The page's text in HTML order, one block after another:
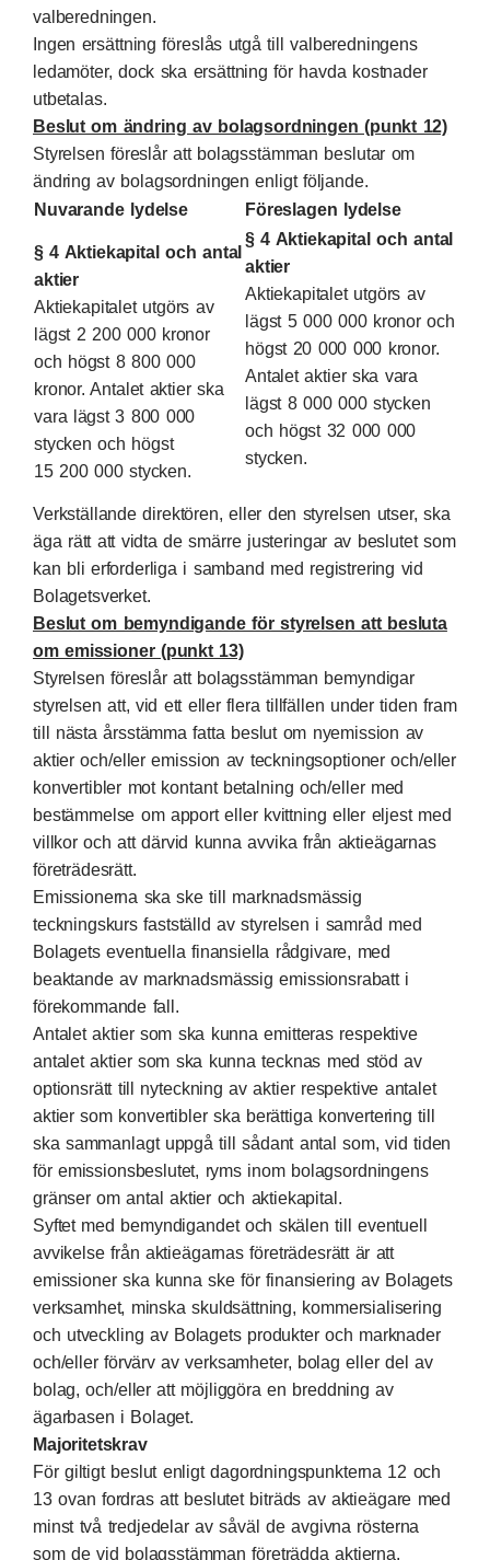
valberedningen.
Ingen ersättning föreslås utgå till valberedningens
ledamöter, dock ska ersättning för havda kostnader
utbetalas.
Beslut om ändring av bolagsordningen (punkt 12)
Styrelsen föreslår att bolagsstämman beslutar om
ändring av bolagsordningen enligt följande.
Nuvarande lydelse
Föreslagen lydelse
§ 4 Aktiekapital och antal
aktier
Aktiekapitalet utgörs av
lägst 2 200 000 kronor
och högst 8 800 000
kronor. Antalet aktier ska
vara lägst 3 800 000
stycken och högst
15 200 000 stycken.
§ 4 Aktiekapital och antal
aktier
Aktiekapitalet utgörs av
lägst 5 000 000 kronor och
högst 20 000 000 kronor.
Antalet aktier ska vara
lägst 8 000 000 stycken
och högst 32 000 000
stycken.
Verkställande direktören, eller den styrelsen utser, ska
äga rätt att vidta de smärre justeringar av beslutet som
kan bli erforderliga i samband med registrering vid
Bolagetsverket.
Beslut om bemyndigande för styrelsen att besluta
om emissioner (punkt 13)
Styrelsen föreslår att bolagsstämman bemyndigar
styrelsen att, vid ett eller flera tillfällen under tiden fram
till nästa årsstämma fatta beslut om nyemission av
aktier och/eller emission av teckningsoptioner och/eller
konvertibler mot kontant betalning och/eller med
bestämmelse om apport eller kvittning eller eljest med
villkor och att därvid kunna avvika från aktieägarnas
företrädesrätt.
Emissionerna ska ske till marknadsmässig
teckningskurs fastställd av styrelsen i samråd med
Bolagets eventuella finansiella rådgivare, med
beaktande av marknadsmässig emissionsrabatt i
förekommande fall.
Antalet aktier som ska kunna emitteras respektive
antalet aktier som ska kunna tecknas med stöd av
optionsrätt till nyteckning av aktier respektive antalet
aktier som konvertibler ska berättiga konvertering till
ska sammanlagt uppgå till sådant antal som, vid tiden
för emissionsbeslutet, ryms inom bolagsordningens
gränser om antal aktier och aktiekapital.
Syftet med bemyndigandet och skälen till eventuell
avvikelse från aktieägarnas företrädesrätt är att
emissioner ska kunna ske för finansiering av Bolagets
verksamhet, minska skuldsättning, kommersialisering
och utveckling av Bolagets produkter och marknader
och/eller förvärv av verksamheter, bolag eller del av
bolag, och/eller att möjliggöra en breddning av
ägarbasen i Bolaget.
Majoritetskrav
För giltigt beslut enligt dagordningspunkterna 12 och
13 ovan fordras att beslutet biträds av aktieägare med
minst två tredjedelar av såväl de avgivna rösterna
som de vid bolagsstämman företrädda aktierna.